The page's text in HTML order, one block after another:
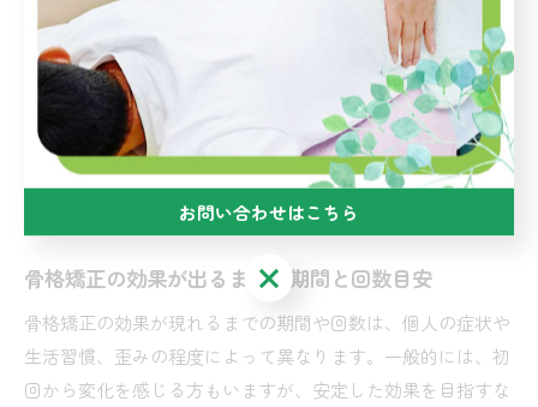
す。
実際に通院された方からは「デスクワーク後の疲労が減っ
た」「肩こりが軽くなった」「立ち仕事での腰痛が楽になっ
た」といったリアルな声も多く、施術後の変化を写真や計測
で可視化する院も増えています。これにより、効果を実感し
やすく、再発防止や健康維持の意識も高まります。
骨格矯正の効果が出るまでの期間と回数目安
骨格矯正の効果が現れるまでの期間や回数は、個人の症状や
生活習慣、歪みの程度によって異なります。一般的には、初
回から変化を感じる方もいますが、安定した効果を目指すな
お問い合わせはこちら
お問い合わせはこちら